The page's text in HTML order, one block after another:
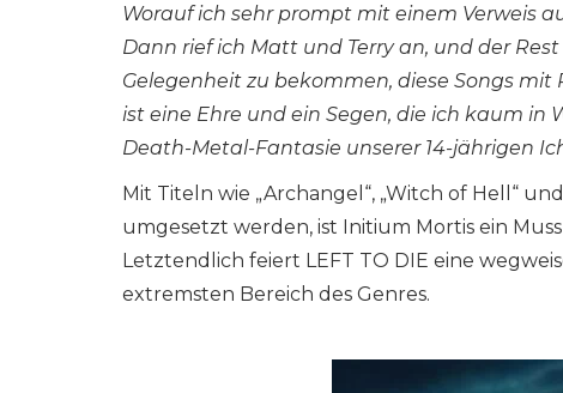
Worauf ich sehr prompt mit einem Verweis
Dann rief ich Matt und Terry an, und der
Gelegenheit zu bekommen, diese Songs mit
ist eine Ehre und ein Segen, die ich kaum in
Death-Metal-Fantasie unserer 14-jährigen
Mit Titeln wie „Archangel“, „Witch of Hell“
umgesetzt werden, ist Initium Mortis ein
Letztendlich feiert LEFT TO DIE eine
extremsten Bereich des Genres.